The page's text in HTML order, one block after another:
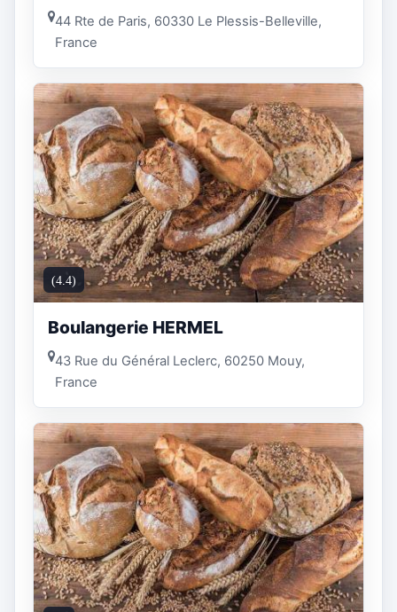
44 Rte de Paris, 60330 Le Plessis-Belleville,
France
(4.4)
Boulangerie HERMEL
43 Rue du Général Leclerc, 60250 Mouy,
France